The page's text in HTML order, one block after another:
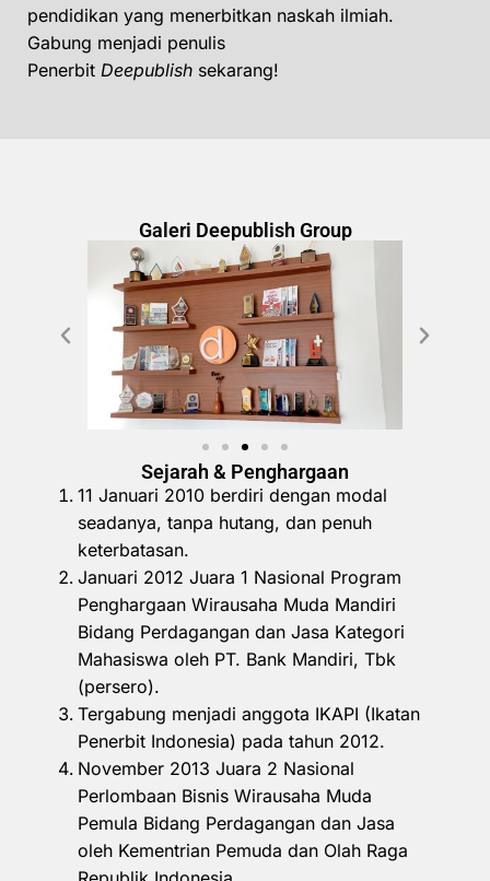
pendidikan yang menerbitkan naskah ilmiah.
Gabung menjadi penulis
Penerbit Deepublish sekarang!
Galeri Deepublish Group
Sejarah & Penghargaan
11 Januari 2010 berdiri dengan modal
seadanya, tanpa hutang, dan penuh
keterbatasan.
Januari 2012 Juara 1 Nasional Program
Penghargaan Wirausaha Muda Mandiri
Bidang Perdagangan dan Jasa Kategori
Mahasiswa oleh PT. Bank Mandiri, Tbk
(persero).
Tergabung menjadi anggota IKAPI (Ikatan
Penerbit Indonesia) pada tahun 2012.
November 2013 Juara 2 Nasional
Perlombaan Bisnis Wirausaha Muda
Pemula Bidang Perdagangan dan Jasa
oleh Kementrian Pemuda dan Olah Raga